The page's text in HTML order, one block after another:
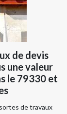
de devis
une valeur
le 79330 et
de travaux